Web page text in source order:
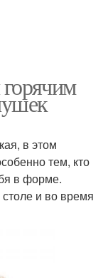
в этом
тем, кто
в форме.
и во время